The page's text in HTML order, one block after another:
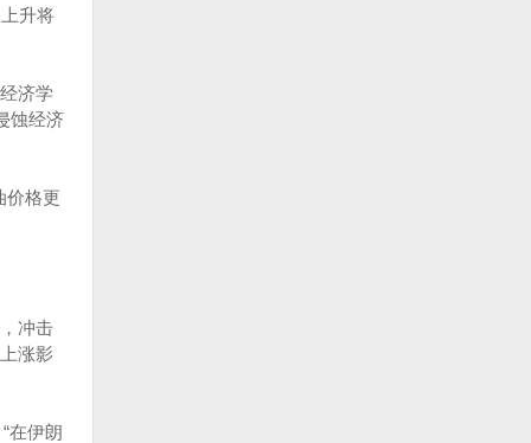
升将
济学
蚀经济
价格更
冲击
涨影
在伊朗